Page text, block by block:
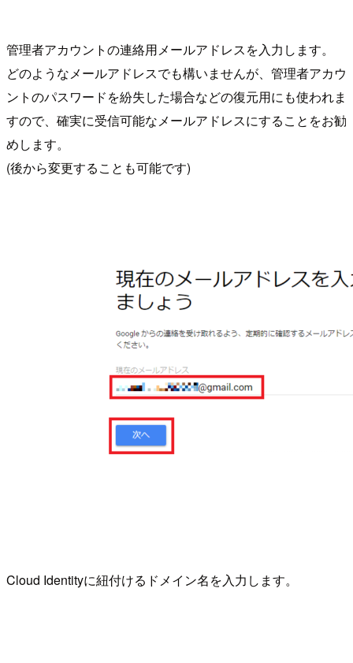
管理者アカウントの連絡用メールアドレスを入力します。
どのようなメールアドレスでも構いませんが、管理者アカウ
ントのパスワードを紛失した場合などの復元用にも使われま
すので、確実に受信可能なメールアドレスにすることをお勧
めします。
(後から変更することも可能です)
Cloud Identityに紐付けるドメイン名を入力します。